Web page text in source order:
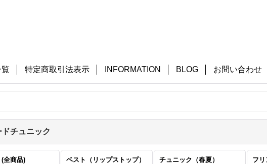
特定商取引法表示 INFORMATION BLOG お問い合わせ
チュニック
(全商品) ベスト（リップストップ） チュニック（春夏） フリ